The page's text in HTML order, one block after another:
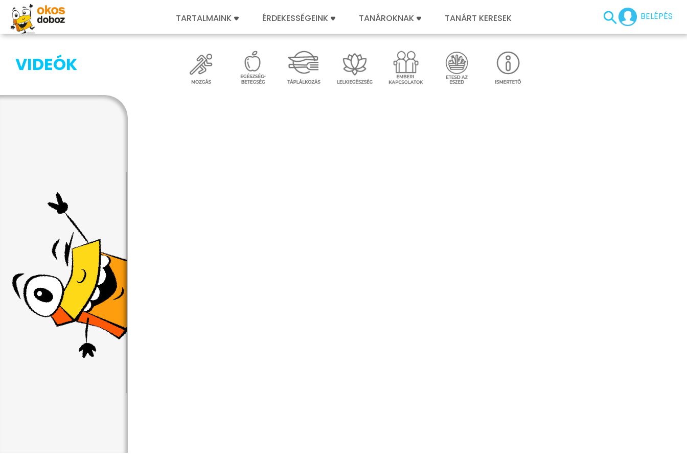
BELÉPÉS
TARTALMAINK ÉRDEKESSÉGEINK TANÁROKNAK TANÁRT KERESEK
VIDEÓK